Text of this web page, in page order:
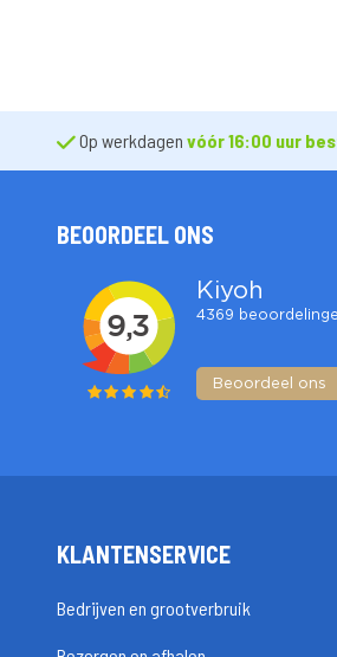
Op werkdagen vóór 16:00 uur
BEOORDEEL ONS
KLANTENSERVICE
Bedrijven en grootverbruik